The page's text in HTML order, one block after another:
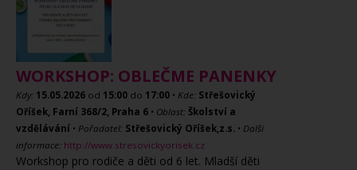
WORKSHOP: OBLEČME PANENKY
Kdy: 15.05.2026 od 15:00 do 17:00 • Kde: Střešovický
Oříšek, Farní 368/2, Praha 6 • Oblast: Školství a
vzdělávání • Pořadatel: Střešovický Oříšek,z.s. • Další
informace: http://www.stresovickyorisek.cz
Workshop pro rodiče a děti od 6 let. Mladší děti